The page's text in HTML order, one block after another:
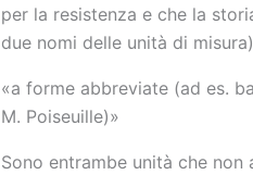
per la resistenza e che la
due nomi delle unità di
«a forme abbreviate (ad es.
M. Poiseuille)»
Sono entrambe unità che